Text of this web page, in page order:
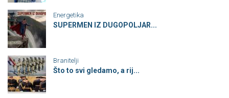
Energetika
SUPERMEN IZ DUGOPOLJAR...
Branitelji
Što to svi gledamo, a rij...